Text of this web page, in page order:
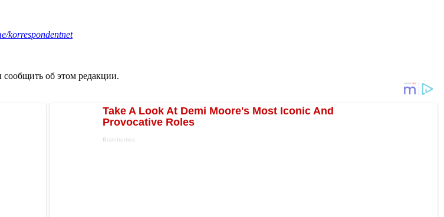
korrespondentnet
об этом редакции.